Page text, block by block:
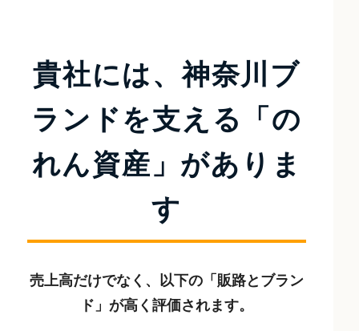
貴社には、神奈川ブ
ランドを支える 「の
れん資産」がありま
す
売上高だけでなく、以下の「販路とブラン
ド」が高く評価されます。